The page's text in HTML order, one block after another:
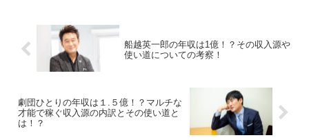
船越英一郎の年収は1億！？その収入源や
使い道についての考察！
劇団ひとりの年収は１.５億！？マルチな
才能で稼ぐ収入源の内訳とその使い道と
は！？